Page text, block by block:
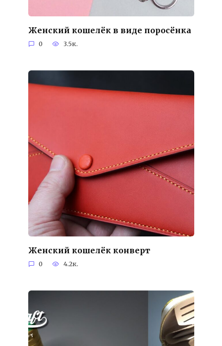
Женский кошелёк в виде поросёнка
0 3.5к.
Женский кошелёк конверт
0 4.2к.